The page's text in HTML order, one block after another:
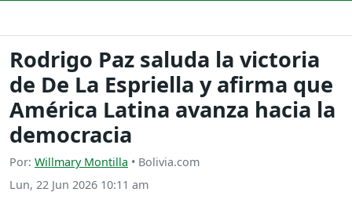
Rodrigo Paz saluda la victoria
de De La Espriella y afirma que
América Latina avanza hacia la
democracia
Por: Willmary Montilla • Bolivia.com
Lun, 22 Jun 2026 10:11 am